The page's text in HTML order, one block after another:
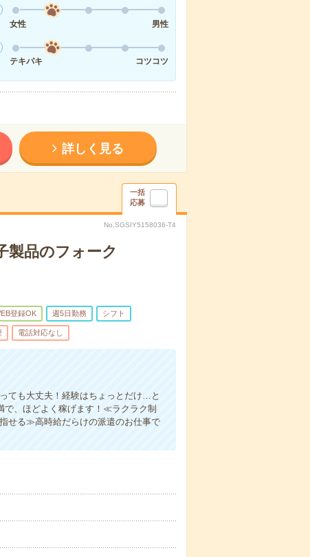
女性
男性
テキパキ
コツコツ
詳しく見る
一括
応募
No.SGSIY5158036-T4
製品のフォーク
登録OK 週5日勤務 シフト
電話対応なし
ても大丈夫！経験はちょっとだけ…と
、ほどよく稼げます！≪ラクラク制
せる≫高時給だらけの派遣のお仕事で